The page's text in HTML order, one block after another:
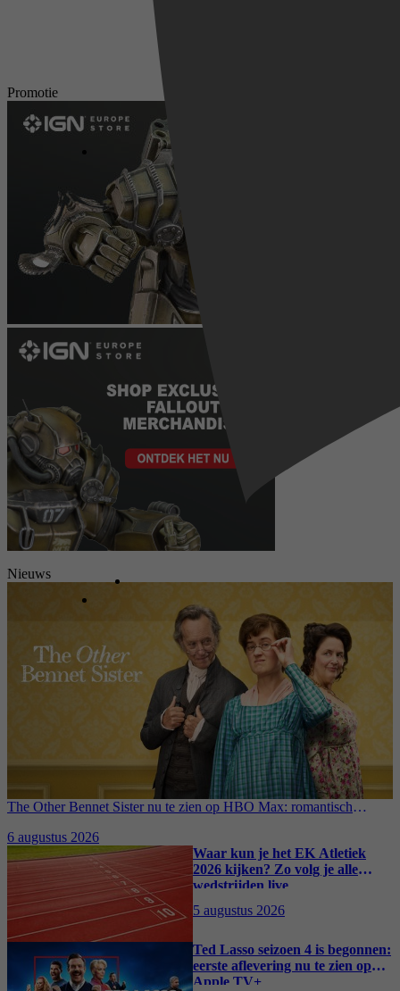
Promotie
Nieuws
The Other Bennet Sister nu te zien op HBO Max: romantisch
6 augustus 2026
Waar kun je het EK Atletiek
2026 kijken? Zo volg je alle
wedstrijden live
5 augustus 2026
Ted Lasso seizoen 4 is begonnen:
eerste aflevering nu te zien op
Apple TV+